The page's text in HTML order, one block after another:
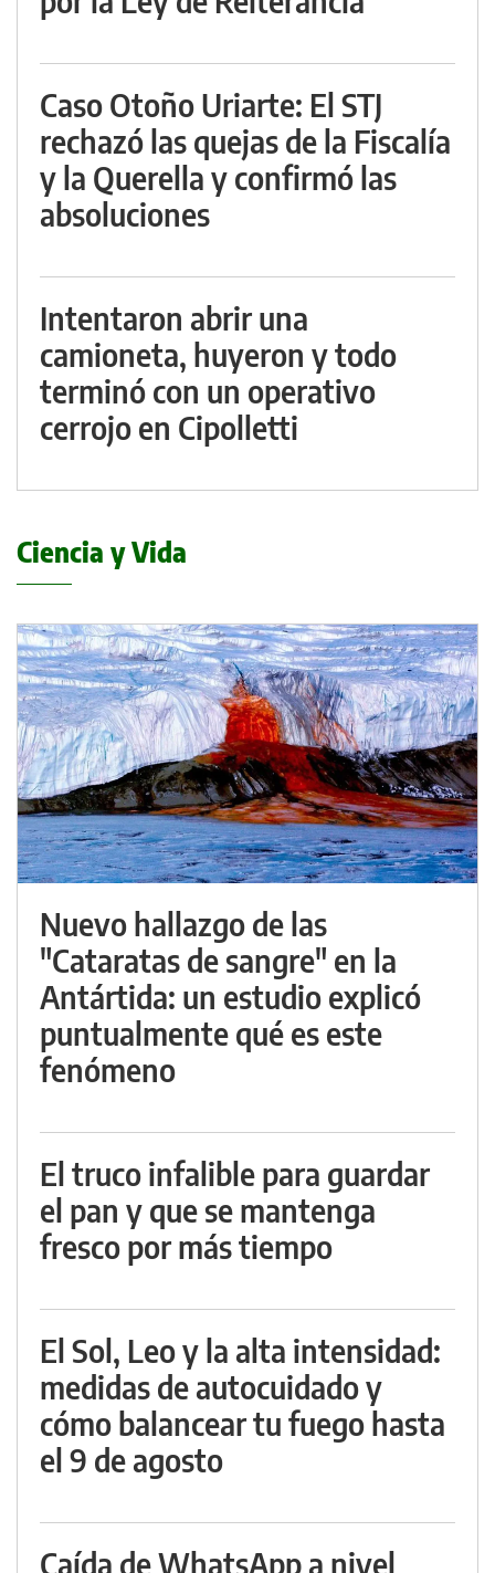
Caso Otoño Uriarte: El STJ
rechazó las quejas de la Fiscalía
y la Querella y confirmó las
absoluciones
Intentaron abrir una
camioneta, huyeron y todo
terminó con un operativo
cerrojo en Cipolletti
Ciencia y Vida
Nuevo hallazgo de las
"Cataratas de sangre" en la
Antártida: un estudio explicó
puntualmente qué es este
fenómeno
El truco infalible para guardar
el pan y que se mantenga
fresco por más tiempo
El Sol, Leo y la alta intensidad:
medidas de autocuidado y
cómo balancear tu fuego hasta
el 9 de agosto
Caída de WhatsApp a nivel